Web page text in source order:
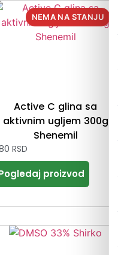
Active C glina sa
aktivnim ugljem 300g
Shenemil
RSD